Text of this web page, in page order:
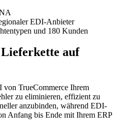
EDI-Anbieter
und 180 Kunden
auf
von TrueCommerce Ihrem
zu eliminieren, effizient zu
anzubinden, während EDI-
Anfang bis Ende mit Ihrem ERP